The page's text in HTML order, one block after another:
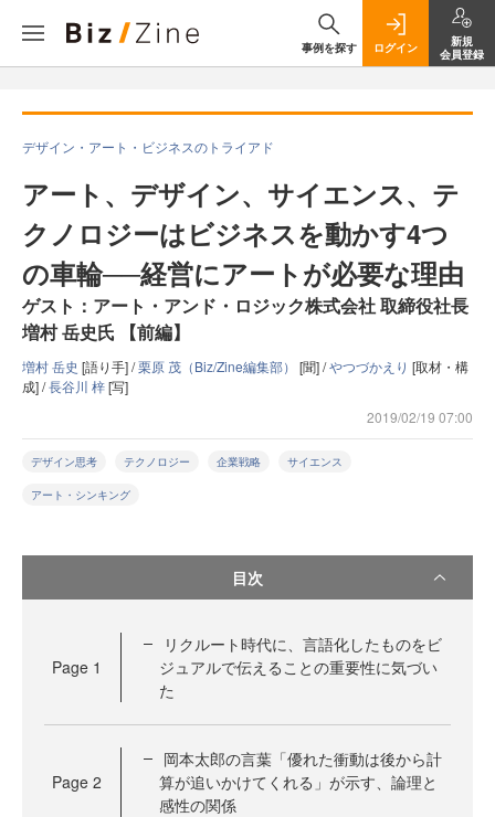
事例を探す ログイン
新規
会員登録
デザイン・アート・ビジネスのトライアド
アート、デザイン、サイエンス、テ
クノロジーはビジネスを動かす4つ
の車輪──経営にアートが必要な理由
ゲスト：アート・アンド・ロジック株式会社 取締役社長
増村 岳史氏 【前編】
増村 岳史 [語り手] /栗原 茂（Biz/Zine編集部） [聞] /やつづかえり [取材・構
成] /長谷川 梓[写]
2019/02/19 07:00
デザイン思考 テクノロジー 企業戦略 サイエンス
アート・シンキング
目次
Page 1
リクルート時代に、言語化したものをビ
ジュアルで伝えることの重要性に気づい
た
Page 2
岡本太郎の言葉「優れた衝動は後から計
算が追いかけてくれる」が示す、論理と
感性の関係